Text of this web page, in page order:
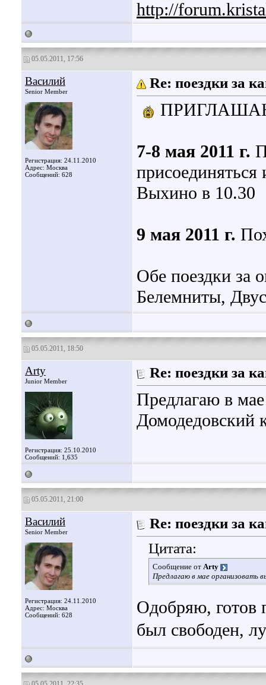
http://
05.05.2011, 17:56
Василий
Senior Member
Регистрация: 24.11.2010
Адрес: Москва
Сообщений: 628
Re: поездки за
7-8 мая 2011 г.
Выхино в 10.30
9 мая 2011 г.
Обе поездки за
Белемниты,
05.05.2011, 18:50
Arty
Junior Member
Регистрация: 25.10.2010
Сообщений: 1,635
Re: поездки за
Предлагаю в мае
Домодедовский
05.05.2011, 21:00
Василий
Senior Member
Регистрация: 24.11.2010
Адрес: Москва
Сообщений: 628
Re: поездки за
Цитата:
Сообщение от Arty
Предлагаю в мае организовать
Одобряю, готов
был свободен,